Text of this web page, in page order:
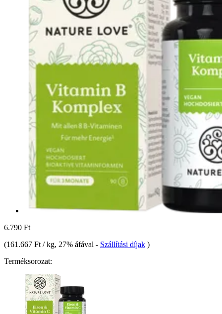
6.790 Ft
(161.667 Ft / kg, 27% áfával - Szállítási díjak )
Terméksorozat: